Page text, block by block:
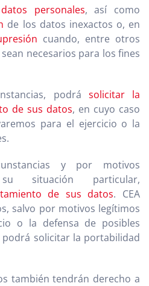
personales, así como
de los datos inexactos o, en
cuando, entre otros
necesarios para los fines
podrá solicitar la
de sus datos, en cuyo caso
para el ejercicio o la
y por motivos
situación particular,
de sus datos. CEA
salvo por motivos legítimos
o la defensa de posibles
podrá solicitar la portabilidad
también tendrán derecho a